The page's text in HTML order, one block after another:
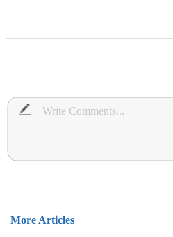
More Articles